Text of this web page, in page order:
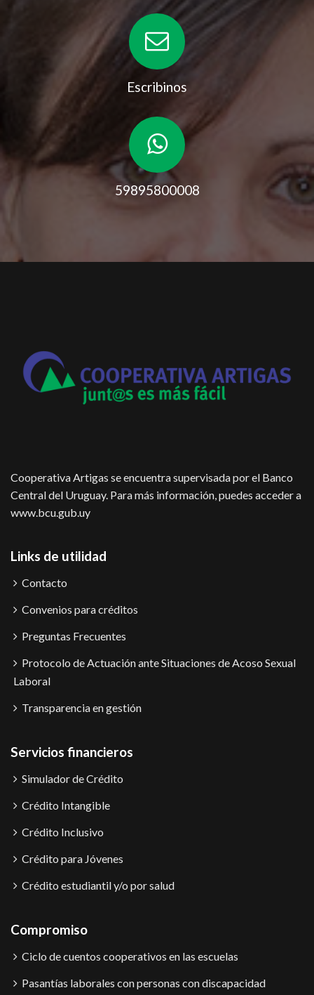
Escribinos
59895800008
Cooperativa Artigas se encuentra supervisada por el Banco
Central del Uruguay. Para más información, puedes acceder a
www.bcu.gub.uy
Links de utilidad
Contacto
Convenios para créditos
Preguntas Frecuentes
Protocolo de Actuación ante Situaciones de Acoso Sexual
Laboral
Transparencia en gestión
Servicios financieros
Simulador de Crédito
Crédito Intangible
Crédito Inclusivo
Crédito para Jóvenes
Crédito estudiantil y/o por salud
Compromiso
Ciclo de cuentos cooperativos en las escuelas
Pasantías laborales con personas con discapacidad